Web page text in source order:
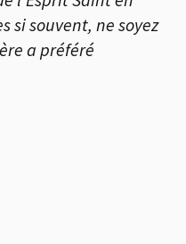
si souvent, ne soyez
a préféré